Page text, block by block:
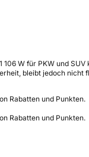
106 W für PKW und
bleibt jedoch nicht
Rabatten und Punkten.
Rabatten und Punkten.